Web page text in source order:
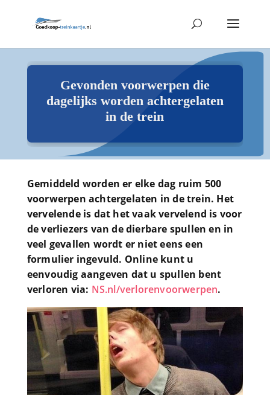
Gevonden voorwerpen die
dagelijks worden achtergelaten
in de trein
Gemiddeld worden er elke dag ruim 500
voorwerpen achtergelaten in de trein. Het
vervelende is dat het vaak vervelend is voor
de verliezers van de dierbare spullen en in
veel gevallen wordt er niet eens een
formulier ingevuld. Online kunt u
eenvoudig aangeven dat u spullen bent
verloren via: NS.nl/verlorenvoorwerpen.